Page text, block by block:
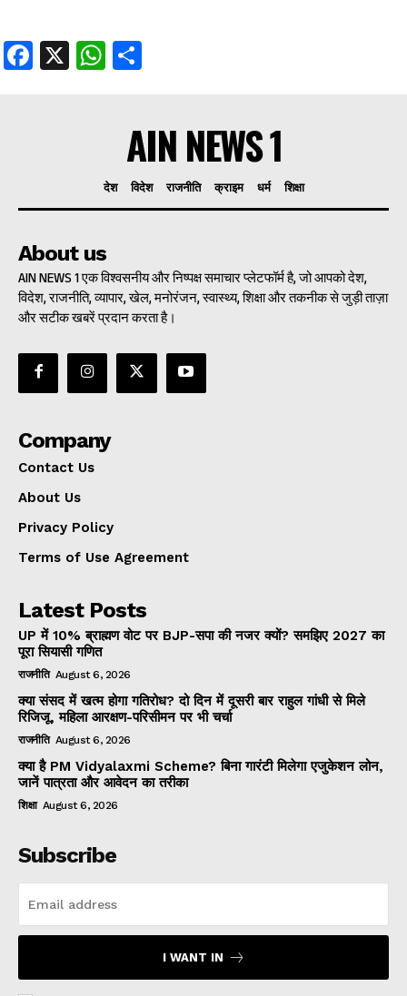
Facebook
X WhatsApp
AIN NEWS 1
देश विदेश राजनीति क्राइम धर्म शिक्षा
About us
AIN NEWS 1 एक विश्वसनीय और निष्पक्ष समाचार प्लेटफॉर्म है, जो आपको देश,
विदेश, राजनीति, व्यापार, खेल, मनोरंजन, स्वास्थ्य, शिक्षा और तकनीक से जुड़ी ताज़ा
और सटीक खबरें प्रदान करता है।
Company
Contact Us
About Us
Privacy Policy
Terms of Use Agreement
Latest Posts
UP में 10% ब्राह्मण वोट पर BJP-सपा की नजर क्यों? समझिए 2027 का
पूरा सियासी गणित
राजनीति August 6, 2026
क्या संसद में खत्म होगा गतिरोध? दो दिन में दूसरी बार राहुल गांधी से मिले
रिजिजू, महिला आरक्षण-परिसीमन पर भी चर्चा
राजनीति August 6, 2026
क्या है PM Vidyalaxmi Scheme? बिना गारंटी मिलेगा एजुकेशन लोन,
जानें पात्रता और आवेदन का तरीका
शिक्षा August 6, 2026
Subscribe
I WANT IN